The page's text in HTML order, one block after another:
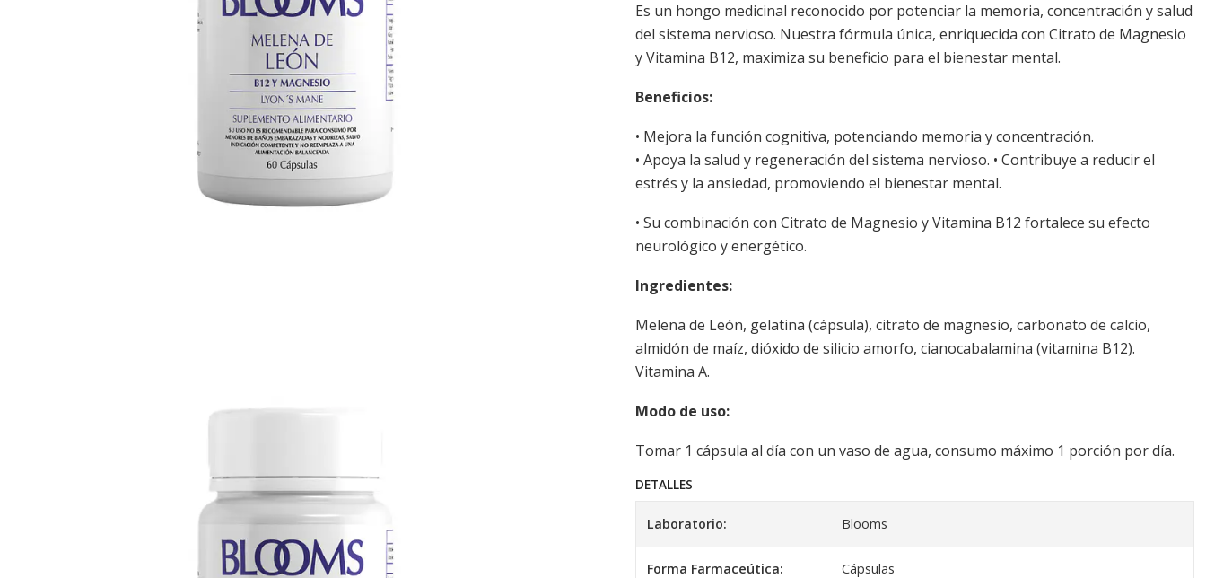
Es un hongo medicinal reconocido por potenciar la memoria, concentración y salud
del sistema nervioso. Nuestra fórmula única, enriquecida con Citrato de Magnesio
y Vitamina B12, maximiza su beneficio para el bienestar mental.
Beneficios:
• Mejora la función cognitiva, potenciando memoria y concentración.
• Apoya la salud y regeneración del sistema nervioso. • Contribuye a reducir el
estrés y la ansiedad, promoviendo el bienestar mental.
• Su combinación con Citrato de Magnesio y Vitamina B12 fortalece su efecto
neurológico y energético.
Ingredientes:
Melena de León, gelatina (cápsula), citrato de magnesio, carbonato de calcio,
almidón de maíz, dióxido de silicio amorfo, cianocabalamina (vitamina B12).
Vitamina A.
Modo de uso:
Tomar 1 cápsula al día con un vaso de agua, consumo máximo 1 porción por día.
DETALLES
Laboratorio: Blooms
Forma Farmaceútica: Cápsulas